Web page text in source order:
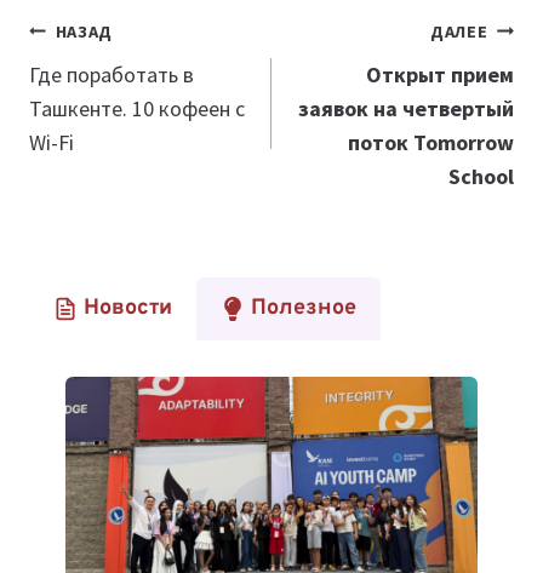
Навигация
по
записям
НАЗАД
Где поработать в
Ташкенте. 10 кофеен с
Wi-Fi
ДАЛЕЕ
Открыт прием
заявок на четвертый
поток Tomorrow
School
Новости Полезное